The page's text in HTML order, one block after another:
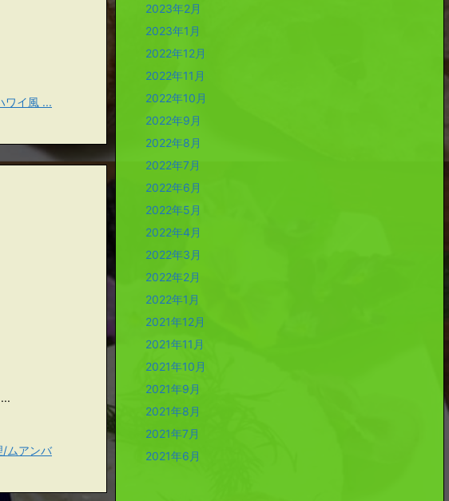
ワイ風 ...
/ムアンバ
2023年2月
2023年1月
2022年12月
2022年11月
2022年10月
2022年9月
2022年8月
2022年7月
2022年6月
2022年5月
2022年4月
2022年3月
2022年2月
2022年1月
2021年12月
2021年11月
2021年10月
2021年9月
2021年8月
2021年7月
2021年6月